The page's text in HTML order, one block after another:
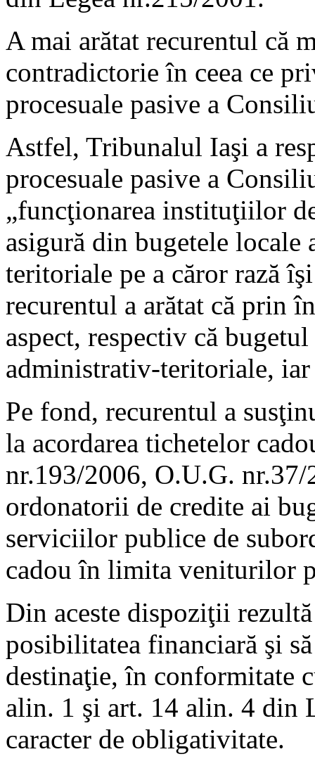
A mai arătat recurentul că
contradictorie în ceea ce
procesuale pasive a
Astfel, Tribunalul Iaşi a
procesuale pasive a
„funcţionarea instituţiilor
asigură din bugetele
teritoriale pe a căror rază
recurentul a arătat că prin
aspect, respectiv că
administrativ-teritoriale,
Pe fond, recurentul a
la acordarea tichetelor
nr.193/2006, O.U.G.
ordonatorii de credite ai
serviciilor publice de
cadou în limita veniturilor
Din aceste dispoziţii
posibilitatea financiară şi
destinaţie, în conformitate
alin. 1 şi art. 14 alin. 4 din
caracter de obligativitate.